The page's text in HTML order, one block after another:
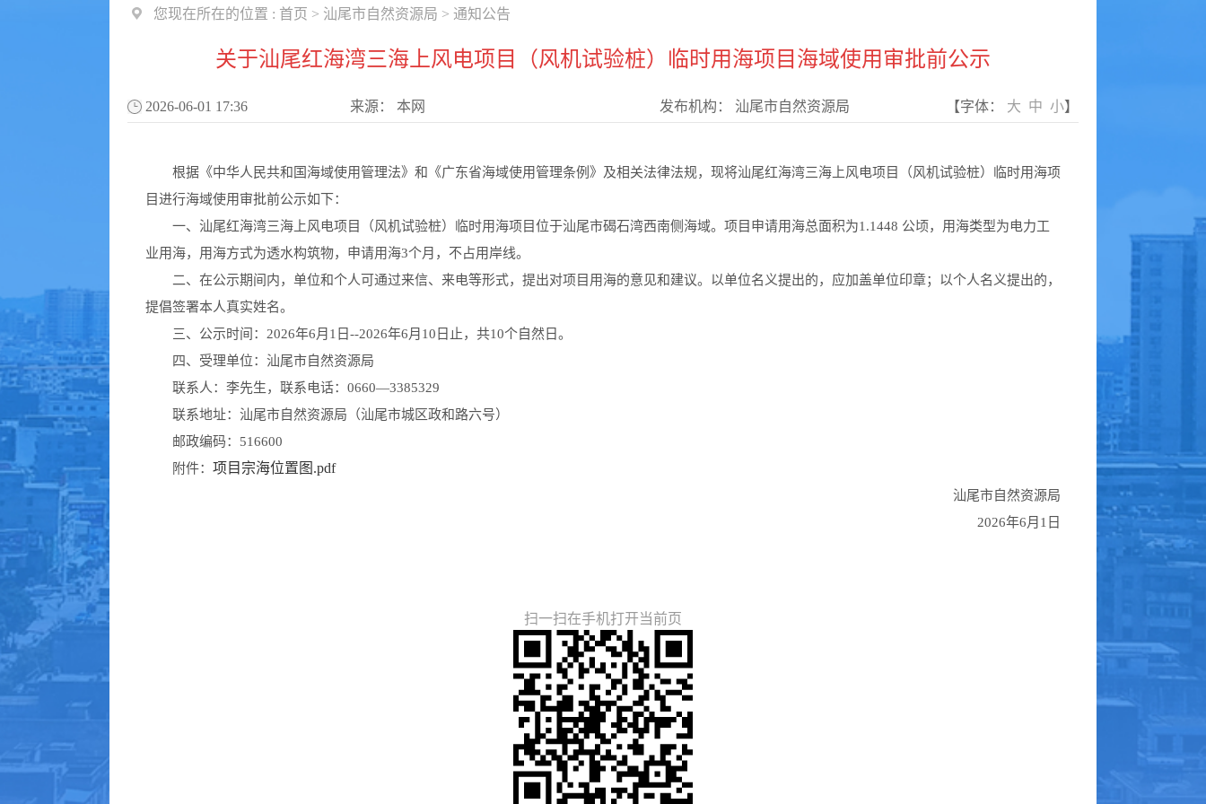
您现在所在的位置 : 首页 > 汕尾市自然资源局 > 通知公告
关于汕尾红海湾三海上风电项目（风机试验桩）临时用海项目海域使用审批前公示
2026-06-01 17:36 来源： 本网 发布机构： 汕尾市自然资源局 【字体： 大 中 小】
根据《中华人民共和国海域使用管理法》和《广东省海域使用管理条例》及相关法律法规，现将汕尾红海湾三海上风电项目（风机试验桩）临时用海项
目进行海域使用审批前公示如下：
一、汕尾红海湾三海上风电项目（风机试验桩）临时用海项目位于汕尾市碣石湾西南侧海域。项目申请用海总面积为1.1448 公顷，用海类型为电力工
业用海，用海方式为透水构筑物，申请用海3个月，不占用岸线。
二、在公示期间内，单位和个人可通过来信、来电等形式，提出对项目用海的意见和建议。以单位名义提出的，应加盖单位印章；以个人名义提出的，
提倡签署本人真实姓名。
三、公示时间：2026年6月1日--2026年6月10日止，共10个自然日。
四、受理单位：汕尾市自然资源局
联系人：李先生，联系电话：0660—3385329
联系地址：汕尾市自然资源局（汕尾市城区政和路六号）
邮政编码：516600
附件： 项目宗海位置图.pdf
汕尾市自然资源局
2026年6月1日
扫一扫在手机打开当前页